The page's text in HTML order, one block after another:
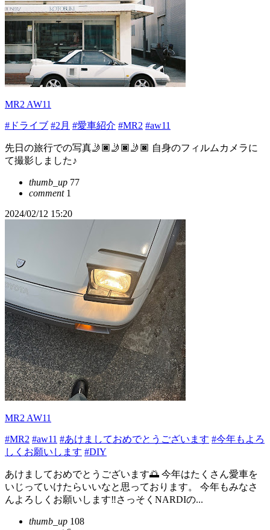
MR2 AW11
#ドライブ #2月 #愛車紹介 #MR2 #aw11
先日の旅行での写真🤳🏿🤳🏿🤳🏿 自身のフィルムカメラに
て撮影しました♪
thumb_up 77
comment1
2024/02/12 15:20
MR2 AW11
#MR2 #aw11 #あけましておめでとうございます #今年もよろ
しくお願いします #DIY
あけましておめでとうございます🌅 今年はたくさん愛車を
いじっていけたらいいなと思っております。 今年もみなさ
んよろしくお願いします‼️さっそくNARDIの...
thumb_up 108